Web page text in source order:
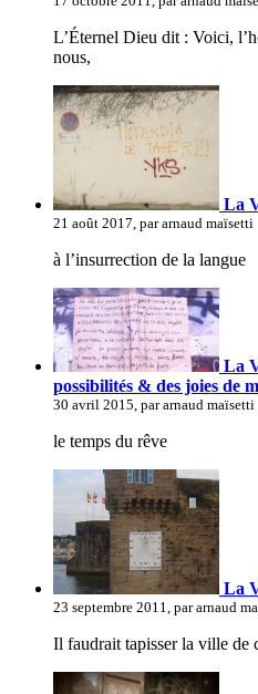
L’Éternel Dieu dit : Voici,
nous,
La
21 août 2017, par arnaud maïsetti
à l’insurrection de la langue
La
possibilités & des joies de
30 avril 2015, par arnaud maïsetti
le temps du rêve
La
23 septembre 2011, par arnaud
Il faudrait tapisser la ville de